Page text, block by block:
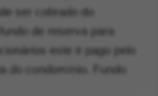
ser cobrado do
de reserva para
este é pago pelo
do condomínio. Fundo